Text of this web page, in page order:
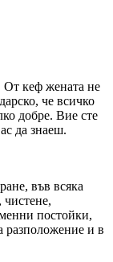
От кеф жената не
че всичко
добре. Вие сте
да знаеш.
във всяка
чистене,
постойки,
разположение и в